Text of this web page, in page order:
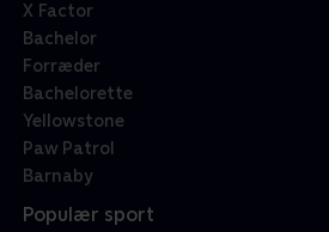
X Factor
Bachelor
Forræder
Bachelorette
Yellowstone
Paw Patrol
Barnaby
Populær sport